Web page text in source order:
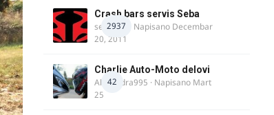
2937
Crash bars servis Seba
seba011 · Napisano Decembar
20, 2011
42
Charlie Auto-Moto delovi
Alexandra995 · Napisano Mart
25